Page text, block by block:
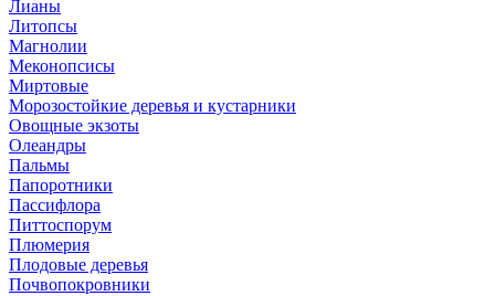
Лианы
Литопсы
Магнолии
Меконопсисы
Миртовые
Морозостойкие деревья и кустарники
Овощные экзоты
Олеандры
Пальмы
Папоротники
Пассифлора
Питтоспорум
Плюмерия
Плодовые деревья
Почвопокровники